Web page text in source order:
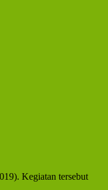
Kegiatan tersebut